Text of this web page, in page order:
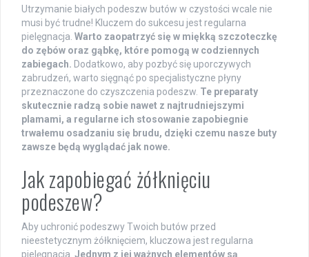
Utrzymanie białych podeszw butów w czystości wcale nie
musi być trudne! Kluczem do sukcesu jest regularna
pielęgnacja. Warto zaopatrzyć się w miękką szczoteczkę
do zębów oraz gąbkę, które pomogą w codziennych
zabiegach. Dodatkowo, aby pozbyć się uporczywych
zabrudzeń, warto sięgnąć po specjalistyczne płyny
przeznaczone do czyszczenia podeszw. Te preparaty
skutecznie radzą sobie nawet z najtrudniejszymi
plamami, a regularne ich stosowanie zapobiegnie
trwałemu osadzaniu się brudu, dzięki czemu nasze buty
zawsze będą wyglądać jak nowe.
Jak zapobiegać żółknięciu
podeszew?
Aby uchronić podeszwy Twoich butów przed
nieestetycznym żółknięciem, kluczowa jest regularna
pielęgnacja. Jednym z jej ważnych elementów są